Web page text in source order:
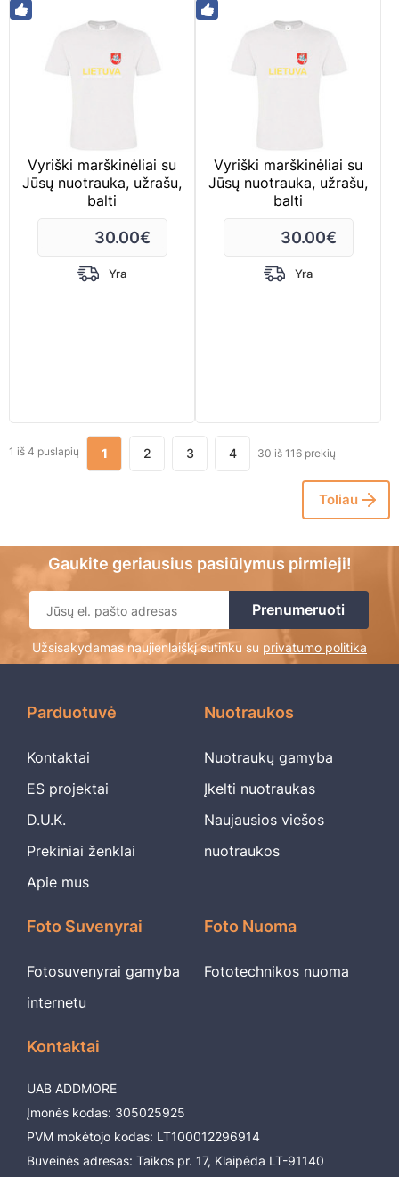
Vyriški marškinėliai su
Jūsų nuotrauka, užrašu,
balti
30.00€
Yra
Vyriški marškinėliai su
Jūsų nuotrauka, užrašu,
balti
30.00€
Yra
1 iš 4 puslapių 1 2 3 4 30 iš 116 prekių
Toliau
Gaukite geriausius pasiūlymus pirmieji!
Užsisakydamas naujienlaiškį sutinku su privatumo politika
Parduotuvė
Kontaktai
ES projektai
D.U.K.
Prekiniai ženklai
Apie mus
Nuotraukos
Nuotraukų gamyba
Įkelti nuotraukas
Naujausios viešos
nuotraukos
Foto Suvenyrai
Fotosuvenyrai gamyba
internetu
Foto Nuoma
Fototechnikos nuoma
Kontaktai
UAB ADDMORE
Įmonės kodas: 305025925
PVM mokėtojo kodas: LT100012296914
Buveinės adresas: Taikos pr. 17, Klaipėda LT-91140